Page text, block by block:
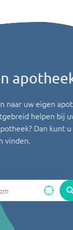
naar uw eigen
helpen bij
Dan kunt
vinden.